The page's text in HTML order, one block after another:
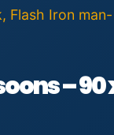
Flash Iron
– 90